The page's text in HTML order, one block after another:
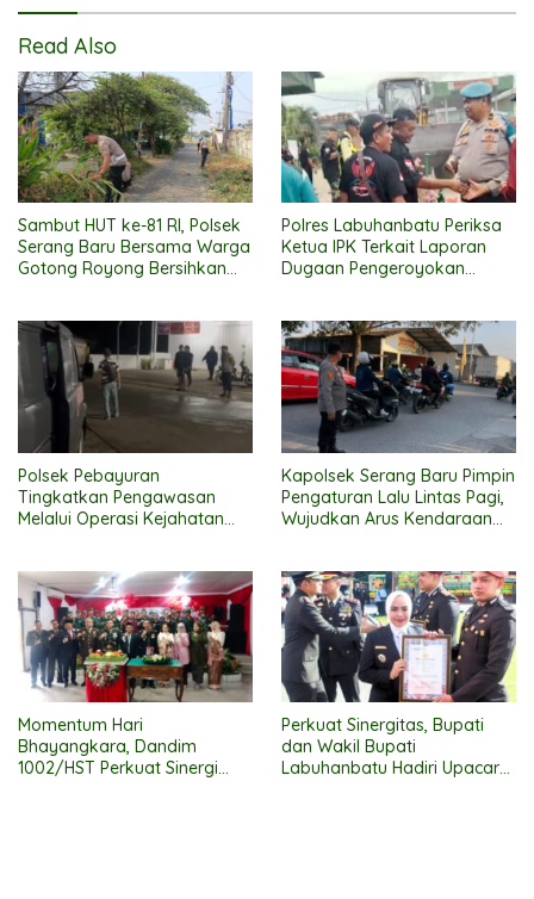
Read Also
Sambut HUT ke-81 RI, Polsek
Serang Baru Bersama Warga
Gotong Royong Bersihkan
Polres Labuhanbatu Periksa
Ketua IPK Terkait Laporan
Dugaan Pengeroyokan
Polsek Pebayuran
Tingkatkan Pengawasan
Melalui Operasi Kejahatan
Kapolsek Serang Baru Pimpin
Pengaturan Lalu Lintas Pagi,
Wujudkan Arus Kendaraan
Momentum Hari
Bhayangkara, Dandim
1002/HST Perkuat Sinergi
Perkuat Sinergitas, Bupati
dan Wakil Bupati
Labuhanbatu Hadiri Upacara